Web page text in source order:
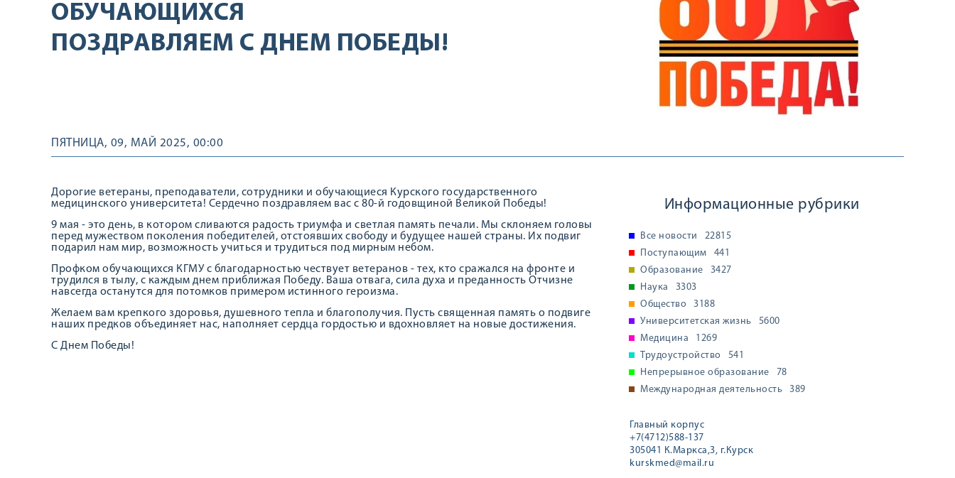
ОБУЧАЮЩИХСЯ
ПОЗДРАВЛЯЕМ С ДНЕМ ПОБЕДЫ!
ПЯТНИЦА, 09, МАЙ 2025, 00:00
Дорогие ветераны, преподаватели, сотрудники и обучающиеся Курского государственного
медицинского университета! Сердечно поздравляем вас с 80-й годовщиной Великой Победы!
9 мая - это день, в котором сливаются радость триумфа и светлая память печали. Мы склоняем головы
перед мужеством поколения победителей, отстоявших свободу и будущее нашей страны. Их подвиг
подарил нам мир, возможность учиться и трудиться под мирным небом.
Профком обучающихся КГМУ с благодарностью чествует ветеранов - тех, кто сражался на фронте и
трудился в тылу, с каждым днем приближая Победу. Ваша отвага, сила духа и преданность Отчизне
навсегда останутся для потомков примером истинного героизма.
Желаем вам крепкого здоровья, душевного тепла и благополучия. Пусть священная память о подвиге
наших предков объединяет нас, наполняет сердца гордостью и вдохновляет на новые достижения.
С Днем Победы!
Информационные рубрики
Все новости
22815
Поступающим
441
Образование
3427
Наука
3303
Общество
3188
Университетская жизнь
5600
Медицина
1269
Трудоустройство
541
Непрерывное образование
78
Международная деятельность
389
Главный корпус
+7(4712)588-137
305041 К.Маркса,3, г.Курск
kurskmed@mail.ru